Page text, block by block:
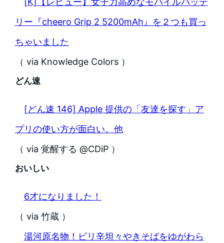
リー『cheero Grip 2 5200mAh』を２つも買っ
ちゃいました
（ via Knowledge Colors ）
どん速
[どん速 146] Apple 提供の「友達を探す」ア
プリの使い方が面白い。他
（ via 覚醒する @CDiP ）
おいしい
6才になりました！
（ via 竹蔵 ）
湯河原名物！ピリ辛坦々やきそばをゆがわら